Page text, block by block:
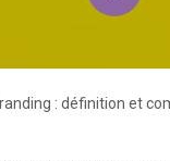
: définition et